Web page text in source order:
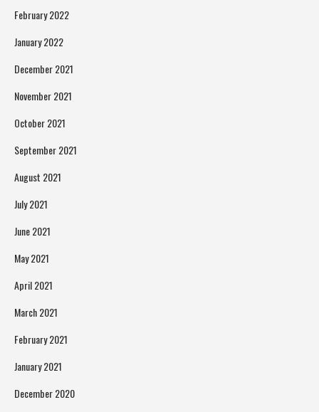
February 2022
January 2022
December 2021
November 2021
October 2021
September 2021
August 2021
July 2021
June 2021
May 2021
April 2021
March 2021
February 2021
January 2021
December 2020